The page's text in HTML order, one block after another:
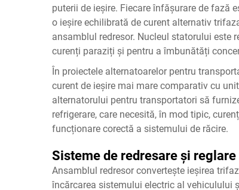
puterii de ieșire. Fiecare înfășurare de fază
o ieșire echilibrată de curent alternativ
ansamblul redresor. Nucleul statorului este
curenți paraziți și pentru a îmbunătăți
În proiectele alternatoarelor pentru
curent de ieșire mai mare comparativ cu
alternatorului pentru transportatori să
refrigerare, care necesită, în mod tipic,
funcționare corectă a sistemului de răcire.
Sisteme de redresare și
Ansamblul redresor convertește ieșirea
încărcarea sistemului electric al vehiculului